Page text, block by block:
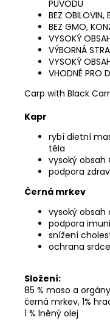
PŮVODU
BEZ OBILOVIN,
BEZ GMO,
VYSOKÝ
VÝBORNÁ
VYSOKÝ
VHODNÉ PRO
Carp with Black
Kapr
rybí dietní
těla
vysoký obsah
podpora
Černá mrkev
vysoký obsah
podpora
snížení
ochrana
Složení:
85 % maso a
černá mrkev, 1%
1 % lněný olej